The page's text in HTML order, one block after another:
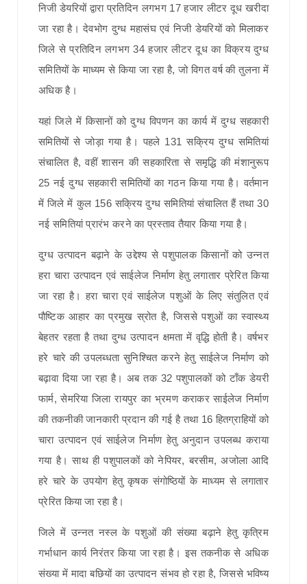
निजी डेयरियों द्वारा प्रतिदिन लगभग 17 हजार लीटर दूध खरीदा
जा रहा है। देवभोग दुग्ध महासंघ एवं निजी डेयरियों को मिलाकर
जिले से प्रतिदिन लगभग 34 हजार लीटर दूध का विक्रय दुग्ध
समितियों के माध्यम से किया जा रहा है, जो विगत वर्ष की तुलना में
अधिक है।
यहां जिले में किसानों को दुग्ध विपणन का कार्य में दुग्ध सहकारी
समितियों से जोड़ा गया है। पहले 131 सक्रिय दुग्ध समितियां
संचालित है, वहीं शासन की सहकारिता से समृद्धि की मंशानुरूप
25 नई दुग्ध सहकारी समितियों का गठन किया गया है। वर्तमान
में जिले में कुल 156 सक्रिय दुग्ध समितियां संचालित हैं तथा 30
नई समितियां प्रारंभ करने का प्रस्ताव तैयार किया गया है।
दुग्ध उत्पादन बढ़ाने के उद्देश्य से पशुपालक किसानों को उन्नत
हरा चारा उत्पादन एवं साईलेज निर्माण हेतु लगातार प्रेरित किया
जा रहा है। हरा चारा एवं साईलेज पशुओं के लिए संतुलित एवं
पौष्टिक आहार का प्रमुख स्रोत है, जिससे पशुओं का स्वास्थ्य
बेहतर रहता है तथा दुग्ध उत्पादन क्षमता में वृद्धि होती है। वर्षभर
हरे चारे की उपलब्धता सुनिश्चित करने हेतु साईलेज निर्माण को
बढ़ावा दिया जा रहा है। अब तक 32 पशुपालकों को टाँक डेयरी
फार्म, सेमरिया जिला रायपुर का भ्रमण कराकर साईलेज निर्माण
की तकनीकी जानकारी प्रदान की गई है तथा 16 हितग्राहियों को
चारा उत्पादन एवं साईलेज निर्माण हेतु अनुदान उपलब्ध कराया
गया है। साथ ही पशुपालकों को नेपियर, बरसीम, अजोला आदि
हरे चारे के उपयोग हेतु कृषक संगोष्ठियों के माध्यम से लगातार
प्रेरित किया जा रहा है।
जिले में उन्नत नस्ल के पशुओं की संख्या बढ़ाने हेतु कृत्रिम
गर्भाधान कार्य निरंतर किया जा रहा है। इस तकनीक से अधिक
संख्या में मादा बछियों का उत्पादन संभव हो रहा है, जिससे भविष्य